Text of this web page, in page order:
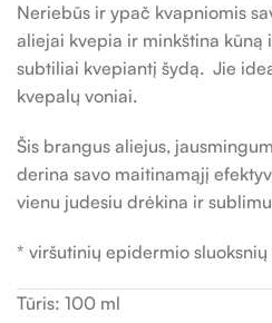
Neriebūs ir ypač kvapniomis
aliejai kvepia ir minkština kūną
subtiliai kvepiantį šydą. Jie
kvepalų voniai.
Šis brangus aliejus,
derina savo maitinamąjį
vienu judesiu drėkina ir
* viršutinių epidermio
Tūris: 100 ml